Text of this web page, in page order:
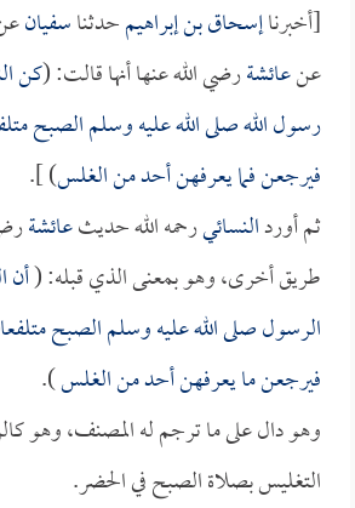
[أخبرناإسحاق بن إبراهيمحدثناسفيان
عنعائشةرضي الله عنها أنها قالت: (كن
رسول الله صلى الله عليه وسلم الصبح
فيرجعن فما يعرفهن أحد من الغلس) ].
ثم أوردالنسائيرحمه الله حديثعائشة
طريق أخرى، وهو بمعنى الذي قبله: (أن
الرسول صلى الله عليه وسلم الصبح
فيرجعن ما يعرفهن أحد من الغلس).
وهو دال على ما ترجم له المصنف، وهو
التغليس بصلاة الصبح في الحضر.